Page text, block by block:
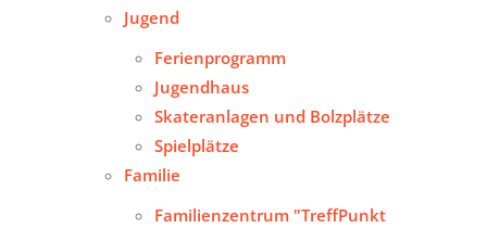
Jugend
Ferienprogramm
Jugendhaus
Skateranlagen und Bolzplätze
Spielplätze
Familie
Familienzentrum "TreffPunkt